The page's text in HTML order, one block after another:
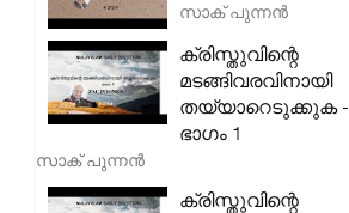
സാക് പുന്നൻ
ക്രിസ്തുവിന്റെ
മടങ്ങിവരവിനായി
തയ്യാറെടുക്കുക -
ഭാഗം 1
സാക് പുന്നൻ
ക്രിസ്തുവിന്റെ